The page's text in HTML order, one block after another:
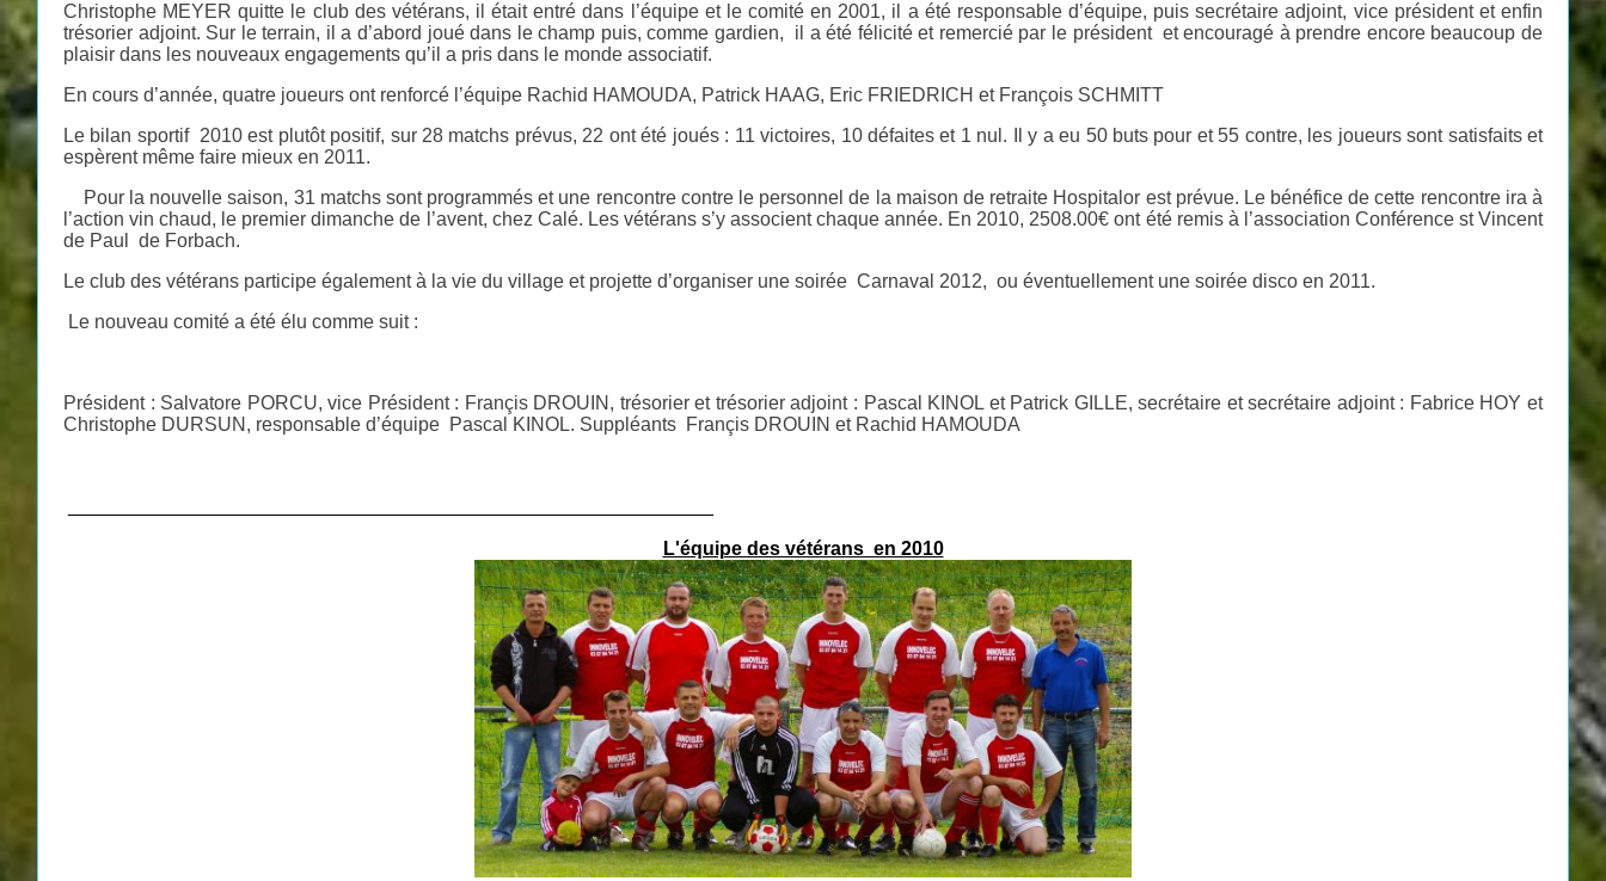
Christophe MEYER quitte le club des vétérans, il était entré dans l’équipe et le comité en 2001, il a été responsable d’équipe, puis secrétaire adjoint, vice président et enfin
trésorier adjoint. Sur le terrain, il a d’abord joué dans le champ puis, comme gardien, il a été félicité et remercié par le président et encouragé à prendre encore beaucoup de
plaisir dans les nouveaux engagements qu’il a pris dans le monde associatif.
En cours d’année, quatre joueurs ont renforcé l’équipe Rachid HAMOUDA, Patrick HAAG, Eric FRIEDRICH et François SCHMITT
Le bilan sportif 2010 est plutôt positif, sur 28 matchs prévus, 22 ont été joués : 11 victoires, 10 défaites et 1 nul. Il y a eu 50 buts pour et 55 contre, les joueurs sont satisfaits et
espèrent même faire mieux en 2011.
Pour la nouvelle saison, 31 matchs sont programmés et une rencontre contre le personnel de la maison de retraite Hospitalor est prévue. Le bénéfice de cette rencontre ira à
l’action vin chaud, le premier dimanche de l’avent, chez Calé. Les vétérans s’y associent chaque année. En 2010, 2508.00€ ont été remis à l’association Conférence st Vincent
de Paul de Forbach.
Le club des vétérans participe également à la vie du village et projette d’organiser une soirée Carnaval 2012, ou éventuellement une soirée disco en 2011.
Le nouveau comité a été élu comme suit :
Président : Salvatore PORCU, vice Président : Françis DROUIN, trésorier et trésorier adjoint : Pascal KINOL et Patrick GILLE, secrétaire et secrétaire adjoint : Fabrice HOY et
Christophe DURSUN, responsable d’équipe Pascal KINOL. Suppléants Françis DROUIN et Rachid HAMOUDA
L'équipe des vétérans en 2010